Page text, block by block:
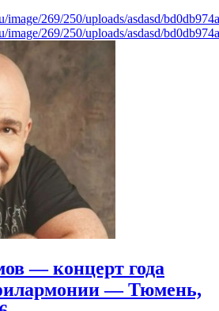
image/269/250/uploads/asdasd/
image/269/250/uploads/asdasd/
— концерт года
— Тюмень,